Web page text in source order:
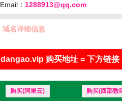
Email： 1288913@qq.com
域名详细信息
dangao.vip 购买地址 = 下方链接
购买(阿里云) 购买(西部数